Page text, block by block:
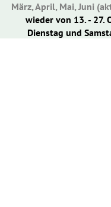
März, April, Mai, Juni
wieder von 13. - 27.
Dienstag und